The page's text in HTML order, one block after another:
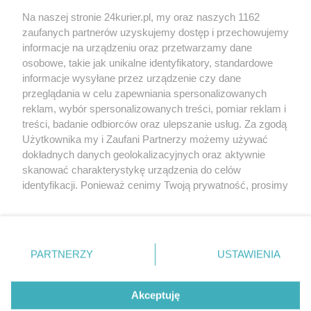
Napadali na dostawców pizzy, trafili do aresztu
Skazani za napad na Polaków
POGODA
24℃
Zobacz prognozę na 3 dni
Copyright © 2022 Kurier Szczeciński sp. z o.o.
Wszelkie prawa zastrzeżone
Nota wydawnicza
Nota prawna
Polityka prywatności
Reklama
Na naszej stronie 24kurier.pl, my oraz naszych 1162
zaufanych partnerów uzyskujemy dostęp i przechowujemy
informacje na urządzeniu oraz przetwarzamy dane
osobowe, takie jak unikalne identyfikatory, standardowe
informacje wysyłane przez urządzenie czy dane
przeglądania w celu zapewniania spersonalizowanych
reklam, wybór spersonalizowanych treści, pomiar reklam i
treści, badanie odbiorców oraz ulepszanie usług. Za zgodą
Użytkownika my i Zaufani Partnerzy możemy używać
dokładnych danych geolokalizacyjnych oraz aktywnie
skanować charakterystykę urządzenia do celów
identyfikacji. Ponieważ cenimy Twoją prywatność, prosimy
prywatności znajdujący się w lewym dolnym rogu strony
. Niektóre rodzaje przetwarzania danych nie wymagają
takiemu przetwarzaniu. Preferencje będą miały
zastosowania tylko na tej witrynie.
PARTNERZY USTAWIENIA
Akceptuję